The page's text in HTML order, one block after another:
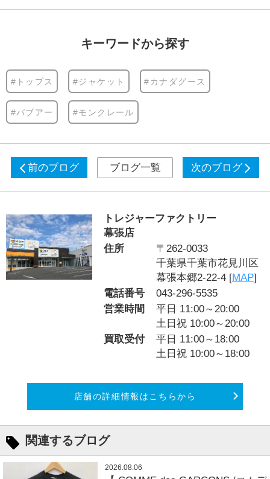
キーワードから探す
#トップス #ジャケット #カナダグース
#バブアー #モンクレール
前のブログ ブログ一覧 次のブログ
トレジャーファクトリー
幕張店
住所
〒262-0033
千葉県千葉市花見川区
幕張本郷2-22-4 [MAP]
電話番号
043-296-5535
営業時間
平日 11:00～20:00
土日祝 10:00～20:00
買取受付
平日 11:00～18:00
土日祝 10:00～18:00
店舗の詳細情報はこちらから
関連するブログ
2026.08.06